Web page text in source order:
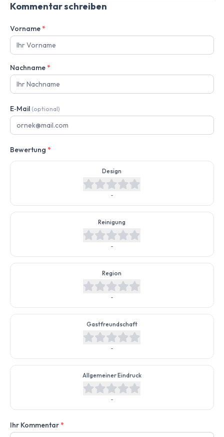
Kommentar schreiben
Vorname*
Nachname*
E‑Mail (optional)
Bewertung *
Design
-
Reinigung
-
Region
-
Gastfreundschaft
-
Allgemeiner Eindruck
-
Ihr Kommentar*